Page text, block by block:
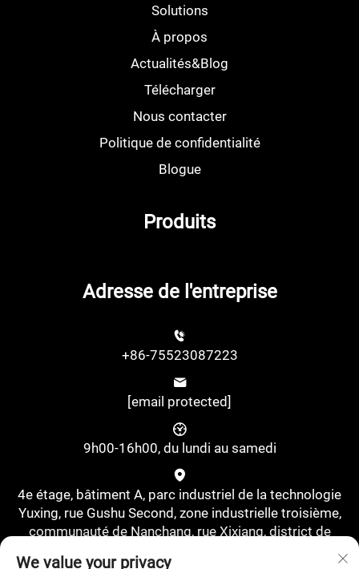
Solutions
À propos
Actualités&Blog
Télécharger
Nous contacter
Politique de confidentialité
Blogue
Produits
Adresse de l'entreprise
+86-75523087223
[email protected]
9h00-16h00, du lundi au samedi
4e étage, bâtiment A, parc industriel de la technologie
Yuxing, rue Gushu Second, zone industrielle troisième,
communauté de Nanchang, rue Xixiang, district de
Bao'an, Shenzhen, Chine., Shenzhen, Guangdong, Chine
We value your privacy